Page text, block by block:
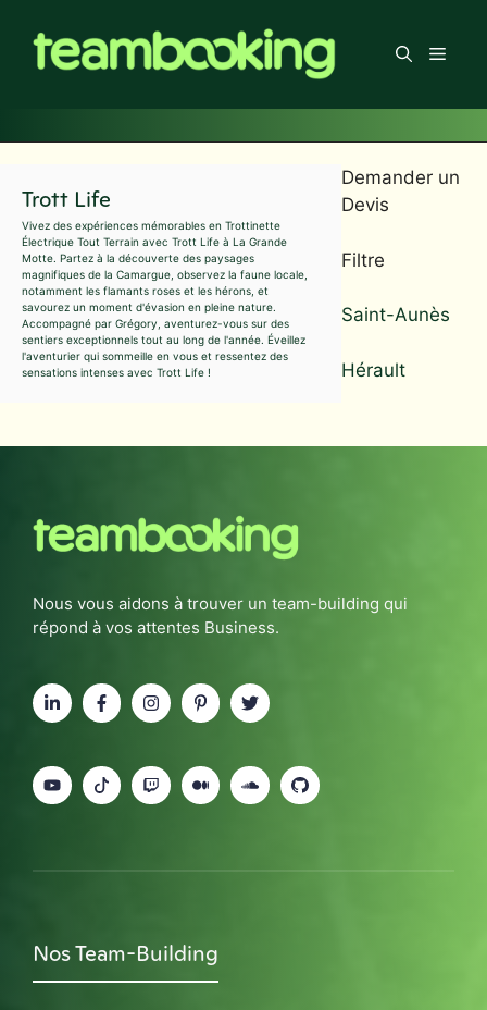
contenu
Menu
Trott Life
Vivez des expériences mémorables en Trottinette
Électrique Tout Terrain avec Trott Life à La Grande
Motte. Partez à la découverte des paysages
magnifiques de la Camargue, observez la faune locale,
notamment les flamants roses et les hérons, et
savourez un moment d'évasion en pleine nature.
Accompagné par Grégory, aventurez-vous sur des
sentiers exceptionnels tout au long de l'année. Éveillez
l'aventurier qui sommeille en vous et ressentez des
sensations intenses avec Trott Life !
Demander un
Devis
Filtre
Saint-Aunès
Hérault
Nous vous aidons à trouver un team-building qui
répond à vos attentes Business.
Nos Team-Building